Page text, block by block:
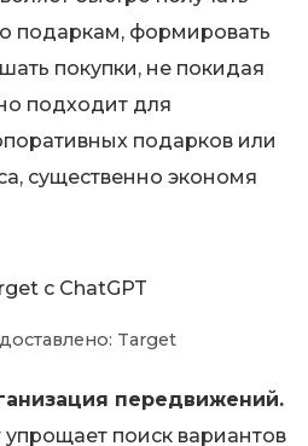
подаркам, формировать
покупки, не покидая
подходит для
подарков или
существенно экономя
Target
передвижений.
поиск вариантов